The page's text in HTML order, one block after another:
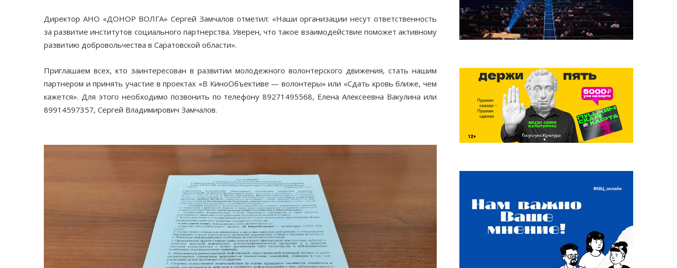
Директор АНО «ДОНОР ВОЛГА» Сергей Замчалов отметил: «Наши организации несут ответственность
за развитие институтов социального партнерства. Уверен, что такое взаимодействие поможет активному
развитию добровольчества в Саратовской области».
Приглашаем всех, кто заинтересован в развитии молодежного волонтерского движения, стать нашим
партнером и принять участие в проектах «В КиноОбъективе — волонтеры» или «Сдать кровь ближе, чем
кажется». Для этого необходимо позвонить по телефону 89271495568, Елена Алексеевна Вакулина или
89914597357, Сергей Владимирович Замчалов.